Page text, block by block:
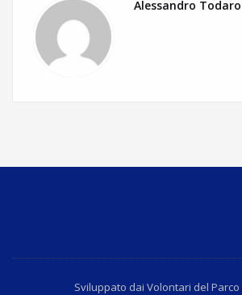
Alessandro Todaro
Sviluppato dai Volontari del Parco